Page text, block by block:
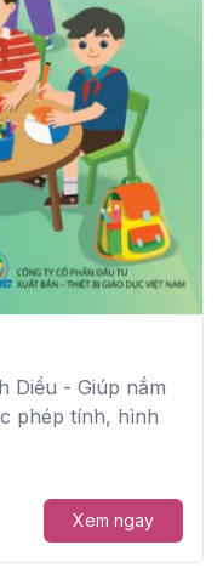
Diều - Giúp nắm
phép tính, hình
Xem ngay